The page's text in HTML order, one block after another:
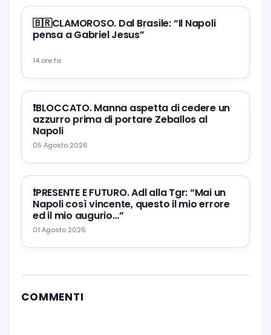
🇧🇷CLAMOROSO. Dal Brasile: “Il Napoli
pensa a Gabriel Jesus”
14 ore fa
❗️BLOCCATO. Manna aspetta di cedere un
azzurro prima di portare Zeballos al
Napoli
05 Agosto 2026
❗️PRESENTE E FUTURO. Adl alla Tgr: “Mai un
Napoli così vincente, questo il mio errore
ed il mio augurio…”
01 Agosto 2026
COMMENTI